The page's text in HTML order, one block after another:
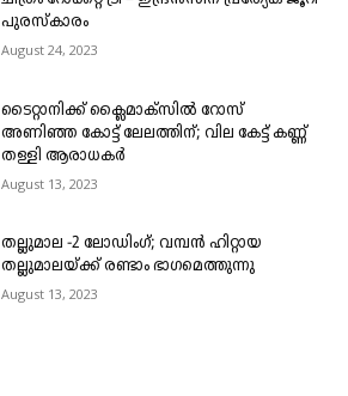
പുരസ്കാരം
August 24, 2023
ടൈറ്റാനിക്ക് ക്ലൈമാക്സിൽ റോസ്
അണിഞ്ഞ കോട്ട് ലേലത്തിന്; വില കേട്ട് കണ്ണ്
തള്ളി ആരാധകർ
August 13, 2023
തല്ലുമാല -2 ലോഡിംഗ്; വമ്പൻ ഹിറ്റായ
തല്ലുമാലയ്ക്ക് രണ്ടാം ഭാ​ഗമെത്തുന്നു
August 13, 2023